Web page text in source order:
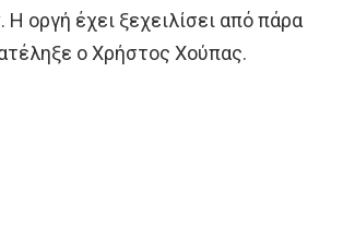
οργή έχει ξεχειλίσει από πάρα
ο Χρήστος Χούπας.